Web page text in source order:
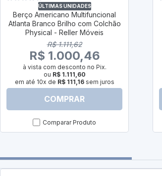
ÚLTIMAS UNIDADES
Berço Americano Multifuncional
Atlanta Branco Brilho com Colchão
Physical - Reller Móveis
R$ 1.111,62
R$ 1.000,46
à vista com desconto no Pix.
ou R$ 1.111,60
em até 10x de R$ 111,16sem juros
COMPRAR
Comparar Produto